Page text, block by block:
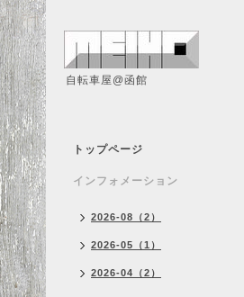
自転車屋@函館
トップページ
インフォメーション
2026-08（2）
2026-05（1）
2026-04（2）